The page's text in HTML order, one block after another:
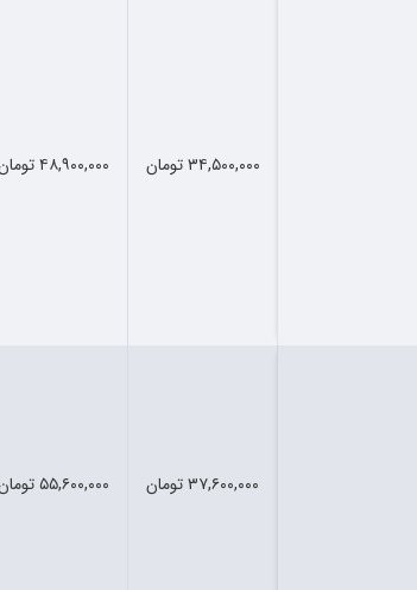
۳۴,۵۰۰,۰۰۰ تومان ۴۸,۹۰۰,۰۰۰ تومان
۳۷,۶۰۰,۰۰۰ تومان ۵۵,۶۰۰,۰۰۰ تومان